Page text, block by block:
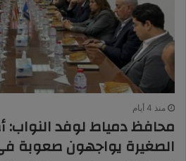
منذ 4 أيام
محافظ دمياط لوفد
الصغيرة يواجهون صعوبة